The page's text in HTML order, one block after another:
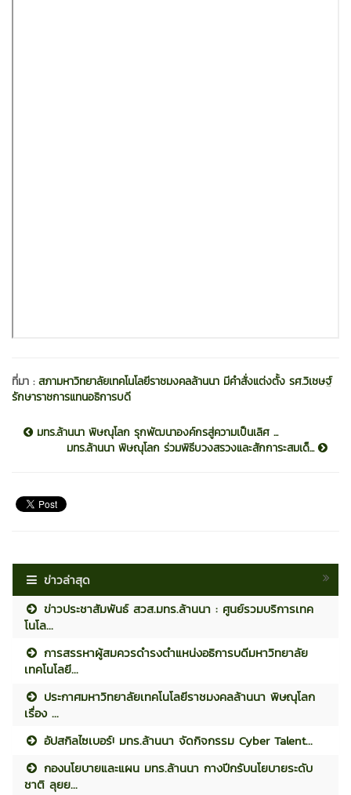
ที่มา :สภามหาวิทยาลัยเทคโนโลยีราชมงคลล้านนา มีคำสั่งแต่งตั้ง รศ.วิเชษฐ์
รักษาราชการแทนอธิการบดี
มทร.ล้านนา พิษณุโลก รุกพัฒนาองค์กรสู่ความเป็นเลิศ ...
มทร.ล้านนา พิษณุโลก ร่วมพิธีบวงสรวงและสักการะสมเด็...
ข่าวล่าสุด
ข่าวประชาสัมพันธ์ สวส.มทร.ล้านนา : ศูนย์รวมบริการเทค
โนโล...
การสรรหาผู้สมควรดำรงตำแหน่งอธิการบดีมหาวิทยาลัย
เทคโนโลยี...
ประกาศมหาวิทยาลัยเทคโนโลยีราชมงคลล้านนา พิษณุโลก
เรื่อง ...
อัปสกิลไซเบอร์! มทร.ล้านนา จัดกิจกรรม Cyber Talent...
กองนโยบายและแผน มทร.ล้านนา กางปีกรับนโยบายระดับ
ชาติ ลุยย...